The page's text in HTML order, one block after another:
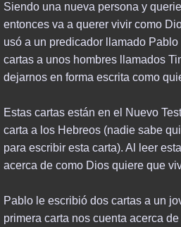
BLOGS & EZINES
BIBLICAL STUDIES
END TIMES
PROPHECY
REVELATION
Siendo una nueva persona y
entonces va a querer vivir como
usó a un predicador llamado
cartas a unos hombres llamados
dejarnos en forma escrita como
Estas cartas están en el Nuevo
carta a los Hebreos (nadie sabe
para escribir esta carta). Al leer
acerca de como Dios quiere que
Pablo le escribió dos cartas a un
primera carta nos cuenta acerca